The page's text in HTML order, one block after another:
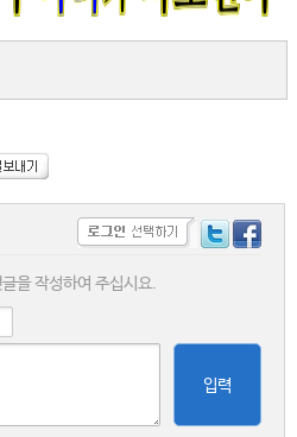
을 작성하여 주십시요.
입력